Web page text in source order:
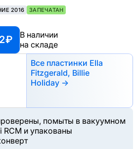
2016 ЗАПЕЧАТАН
₽
В наличии
на складе
Все пластинки Ella
Fitzgerald, Billie
Holiday →
помыты в вакуумном
RCM и упакованы